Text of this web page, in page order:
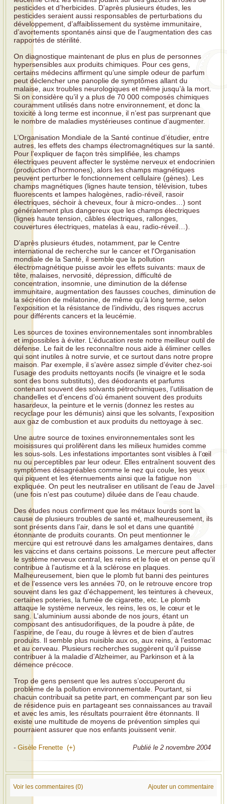
pesticides et d’herbicides. D’après plusieurs études, les
pesticides seraient aussi responsables de perturbations du
développement, d’affaiblissement du système immunitaire,
d’avortements spontanés ainsi que de l’augmentation des cas
rapportés de stérilité.
On diagnostique maintenant de plus en plus de personnes
hypersensibles aux produits chimiques. Pour ces gens,
certains médecins affirment qu’une simple odeur de parfum
peut déclencher une panoplie de symptômes allant du
malaise, aux troubles neurologiques et même jusqu’à la mort.
Si on considère qu’il y a plus de 70 000 composés chimiques
couramment utilisés dans notre environnement, et donc la
toxicité à long terme est inconnue, il n’est pas surprenant que
le nombre de maladies mystérieuses continue d’augmenter.
L’Organisation Mondiale de la Santé continue d’étudier, entre
autres, les effets des champs électromagnétiques sur la santé.
Pour l’expliquer de façon très simplifiée, les champs
électriques peuvent affecter le système nerveux et endocrinien
(production d'hormones), alors les champs magnétiques
peuvent perturber le fonctionnement cellulaire (gènes). Les
champs magnétiques (lignes haute tension, télévision, tubes
fluorescents et lampes halogènes, radio-réveil, rasoir
électriques, séchoir à cheveux, four à micro-ondes…) sont
généralement plus dangereux que les champs électriques
(lignes haute tension, câbles électriques, rallonges,
couvertures électriques, matelas à eau, radio-réveil…).
D’après plusieurs études, notamment, par le Centre
international de recherche sur le cancer et l'Organisation
mondiale de la Santé, il semble que la pollution
électromagnétique puisse avoir les effets suivants: maux de
tête, malaises, nervosité, dépression, difficulté de
concentration, insomnie, une diminution de la défense
immunitaire, augmentation des fausses couches, diminution de
la sécrétion de mélatonine, de même qu’à long terme, selon
l’exposition et la résistance de l’individu, des risques accrus
pour différents cancers et la leucémie.
Les sources de toxines environnementales sont innombrables
et impossibles à éviter. L’éducation reste notre meilleur outil de
défense. Le fait de les reconnaître nous aide à éliminer celles
qui sont inutiles à notre survie, et ce surtout dans notre propre
maison. Par exemple, il s’avère assez simple d’éviter chez-soi
l’usage des produits nettoyants nocifs (le vinaigre et le soda
sont des bons substituts), des déodorants et parfums
contenant souvent des solvants pétrochimiques, l’utilisation de
chandelles et d’encens d’où émanent souvent des produits
hasardeux, la peinture et le vernis (donnez les restes au
recyclage pour les démunis) ainsi que les solvants, l’exposition
aux gaz de combustion et aux produits du nettoyage à sec.
Une autre source de toxines environnementales sont les
moisissures qui prolifèrent dans les milieux humides comme
les sous-sols. Les infestations importantes sont visibles à l’œil
nu ou perceptibles par leur odeur. Elles entraînent souvent des
symptômes désagréables comme le nez qui coule, les yeux
qui piquent et les éternuements ainsi que la fatigue non
expliquée. On peut les neutraliser en utilisant de l’eau de Javel
(une fois n’est pas coutume) diluée dans de l’eau chaude.
Des études nous confirment que les métaux lourds sont la
cause de plusieurs troubles de santé et, malheureusement, ils
sont présents dans l’air, dans le sol et dans une quantité
étonnante de produits courants. On peut mentionner le
mercure qui est retrouvé dans les amalgames dentaires, dans
les vaccins et dans certains poissons. Le mercure peut affecter
le système nerveux central, les reins et le foie et on pense qu’il
contribue à l’autisme et à la sclérose en plaques.
Malheureusement, bien que le plomb fut banni des peintures
et de l’essence vers les années 70, on le retrouve encore trop
souvent dans les gaz d’échappement, les teintures à cheveux,
certaines poteries, la fumée de cigarette, etc. Le plomb
attaque le système nerveux, les reins, les os, le cœur et le
sang. L’aluminium aussi abonde de nos jours, étant un
composant des antisudorifiques, de la poudre à pâte, de
l’aspirine, de l’eau, du rouge à lèvres et de bien d’autres
produits. Il semble plus nuisible aux os, aux reins, à l’estomac
et au cerveau. Plusieurs recherches suggèrent qu’il puisse
contribuer à la maladie d’Alzheimer, au Parkinson et à la
démence précoce.
Trop de gens pensent que les autres s’occuperont du
problème de la pollution environnementale. Pourtant, si
chacun contribuait sa petite part, en commençant par son lieu
de résidence puis en partageant ses connaissances au travail
et avec les amis, les résultats pourraient être étonnants. Il
existe une multitude de moyens de prévention simples qui
pourraient assurer que nos enfants jouissent venir.
- Gisèle Frenette (+) Publié le 2 novembre 2004
Voir les commentaires (0) Ajouter un commentaire